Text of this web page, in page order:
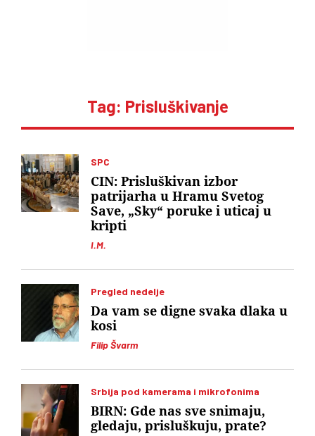
Tag: Prisluškivanje
SPC
I.M.
CIN: Prisluškivan izbor
patrijarha u Hramu Svetog
Save, „Sky“ poruke i uticaj u
kripti
Pregled nedelje
Filip Švarm
Da vam se digne svaka dlaka u
kosi
Srbija pod kamerama i mikrofonima
BIRN: Gde nas sve snimaju,
gledaju, prisluškuju, prate?